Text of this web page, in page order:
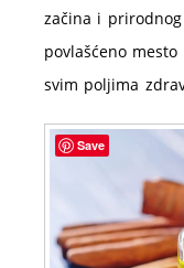
začina i
povlašćeno
svim poljima
Save